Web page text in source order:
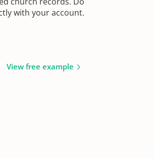
with your account.
View free example